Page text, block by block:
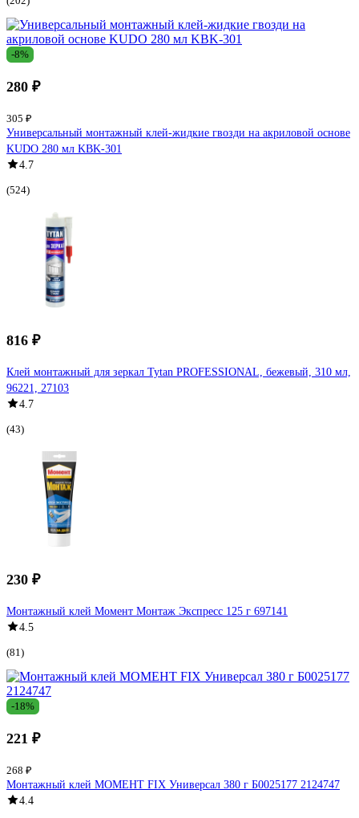
-8%
280 ₽
305 ₽
Универсальный монтажный клей-жидкие гвозди на акриловой основе
KUDO 280 мл KBK-301
4.7
(524)
816 ₽
Клей монтажный для зеркал Tytan PROFESSIONAL, бежевый, 310 мл,
96221, 27103
4.7
(43)
230 ₽
Монтажный клей Момент Монтаж Экспресс 125 г 697141
4.5
(81)
-18%
221 ₽
268 ₽
Монтажный клей МОМЕНТ FIX Универсал 380 г Б0025177 2124747
4.4